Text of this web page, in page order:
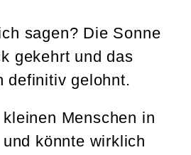
sagen? Die Sonne
gekehrt und das
definitiv gelohnt.
Menschen in
könnte wirklich